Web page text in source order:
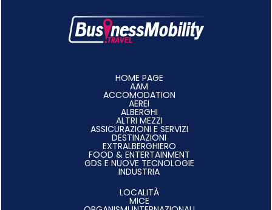
HOME PAGE
AAM
ACCOMODATION
AEREI
ALBERGHI
ALTRI MEZZI
ASSICURAZIONI E SERVIZI
DESTINAZIONI
EXTRALBERGHIERO
FOOD & ENTERTAINMENT
GDS E NUOVE TECNOLOGIE
INDUSTRIA
LOCALITÀ
MICE